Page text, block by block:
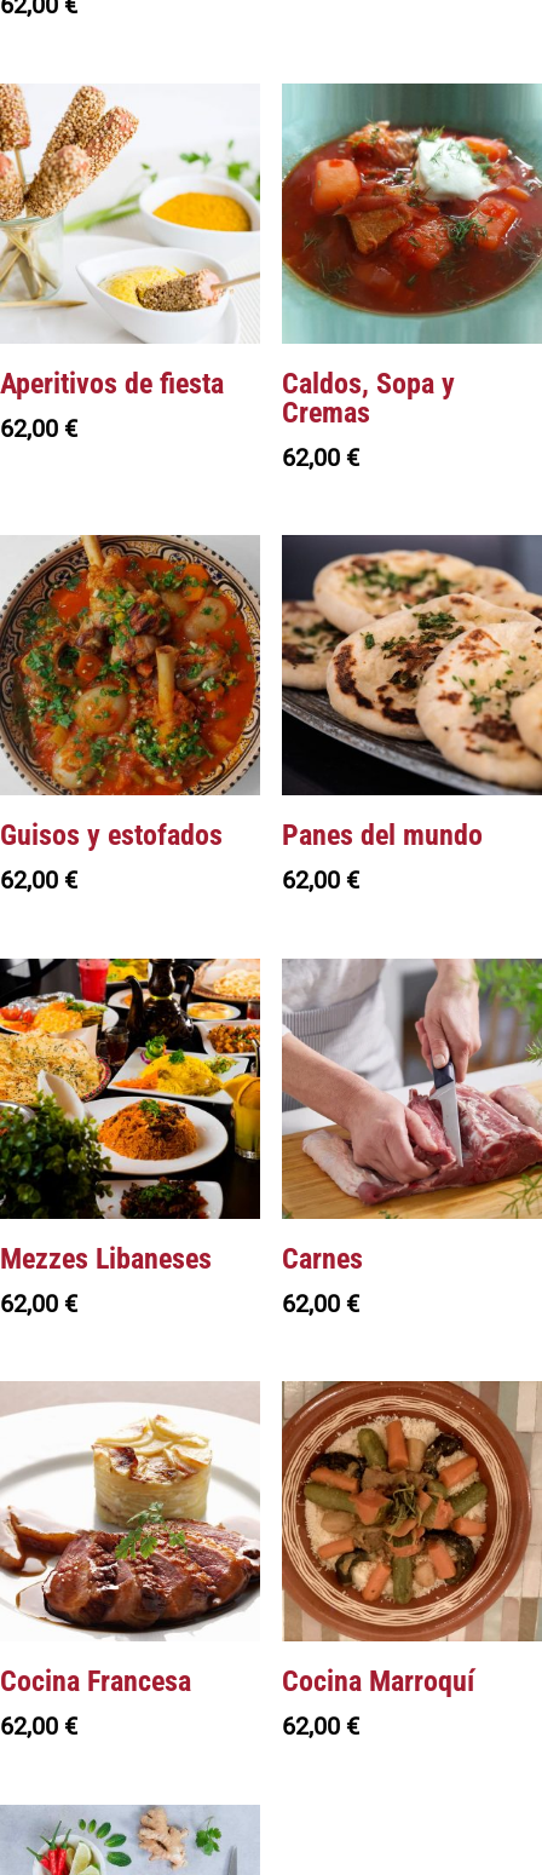
Aperitivos de fiesta
62,00 €
Caldos, Sopa y
Cremas
62,00 €
Guisos y estofados
62,00 €
Panes del mundo
62,00 €
Mezzes Libaneses
62,00 €
Carnes
62,00 €
Cocina Francesa
62,00 €
Cocina Marroquí
62,00 €